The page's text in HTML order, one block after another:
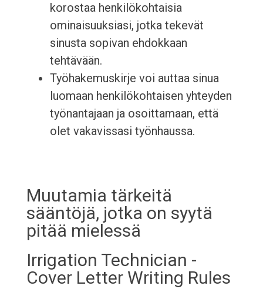
korostaa henkilökohtaisia
ominaisuuksiasi, jotka tekevät
sinusta sopivan ehdokkaan
tehtävään.
Työhakemuskirje voi auttaa sinua
luomaan henkilökohtaisen yhteyden
työnantajaan ja osoittamaan, että
olet vakavissasi työnhaussa.
Muutamia tärkeitä
sääntöjä, jotka on syytä
pitää mielessä
Irrigation Technician -
Cover Letter Writing Rules